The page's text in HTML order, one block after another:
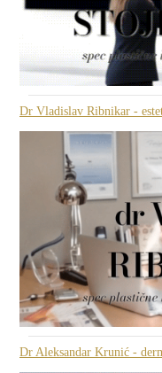
Dr Vladislav Ribnikar -
Dr Aleksandar Krunić -